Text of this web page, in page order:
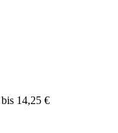
14,25 €